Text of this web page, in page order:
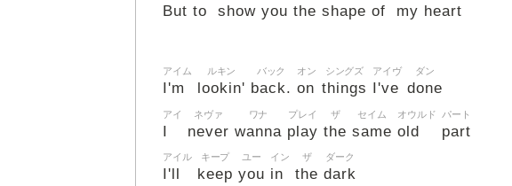
But to show you the shape of my heart
I'm
アイム
lookin'
ルキン
back.
バック
on
オン
things
シングズ
I've
アイヴ
done
ダン
I
アイ
never
ネヴァ
wanna
ワナ
play
プレイ
the
ザ
same
セイム
old
オウルド
part
パート
I'll
アイル
keep
キープ
you
ユー
in
イン
the
ザ
dark
ダーク